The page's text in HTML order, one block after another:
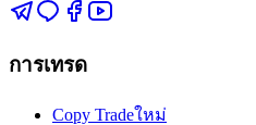
การเทรด
Copy Tradeใหม่